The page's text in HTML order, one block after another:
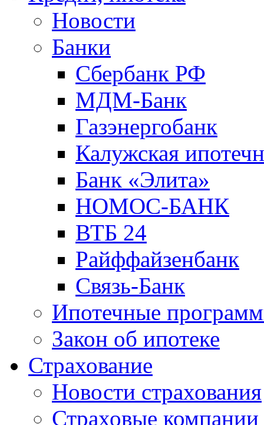
Новости
Банки
Сбербанк РФ
МДМ-Банк
Газэнергобанк
Калужская
Банк «Элита»
НОМОС-БАНК
ВТБ 24
Райффайзенбанк
Связь-Банк
Ипотечные
Закон об ипотеке
Страхование
Новости страхования
Страховые компании